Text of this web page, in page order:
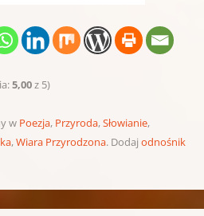
5,00z 5)
w Poezja, Przyroda,Słowianie,
,Wiara Przyrodzona. Dodaj odnośnik